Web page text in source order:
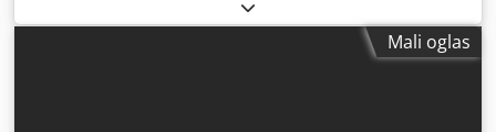
Mali oglas